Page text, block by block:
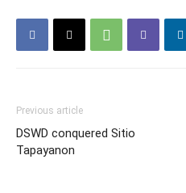
Previous article
DSWD conquered Sitio
Tapayanon